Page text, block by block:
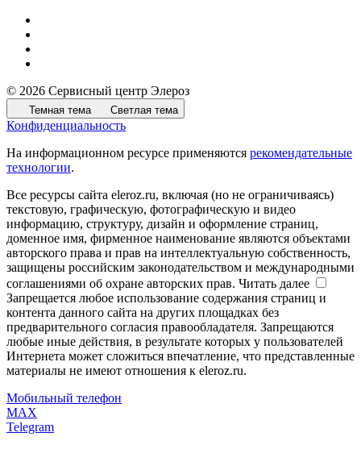
© 2026 Сервисный центр Элероз
Темная тема Светлая тема
Конфиденциальность
На информационном ресурсе применяются рекомендательные
технологии.
Все ресурсы сайта eleroz.ru, включая (но не ограничиваясь)
текстовую, графическую, фотографическую и видео
информацию, структуру, дизайн и оформление страниц,
доменное имя, фирменное наименование являются объектами
авторского права и прав на интеллектуальную собственность,
защищены российским законодательством и международными
соглашениями об охране авторских прав. Читать далее
Запрещается любое использование содержания страниц и
контента данного сайта на других площадках без
предварительного согласия правообладателя. Запрещаются
любые иные действия, в результате которых у пользователей
Интернета может сложиться впечатление, что представленные
материалы не имеют отношения к eleroz.ru.
Мобильный телефон
MAX
Telegram